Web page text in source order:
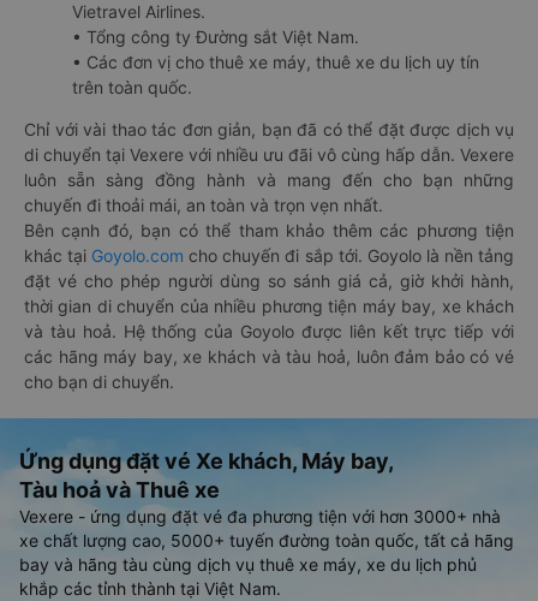
Vietravel Airlines.
• Tổng công ty Đường sắt Việt Nam.
• Các đơn vị cho thuê xe máy, thuê xe du lịch uy tín
trên toàn quốc.
Chỉ với vài thao tác đơn giản, bạn đã có thể đặt được dịch vụ
di chuyển tại Vexere với nhiều ưu đãi vô cùng hấp dẫn. Vexere
luôn sẵn sàng đồng hành và mang đến cho bạn những
chuyến đi thoải mái, an toàn và trọn vẹn nhất.
Bên cạnh đó, bạn có thể tham khảo thêm các phương tiện
khác tại Goyolo.com cho chuyến đi sắp tới. Goyolo là nền tảng
đặt vé cho phép người dùng so sánh giá cả, giờ khởi hành,
thời gian di chuyển của nhiều phương tiện máy bay, xe khách
và tàu hoả. Hệ thống của Goyolo được liên kết trực tiếp với
các hãng máy bay, xe khách và tàu hoả, luôn đảm bảo có vé
cho bạn di chuyển.
Ứng dụng đặt vé Xe khách, Máy bay,
Tàu hoả và Thuê xe
Vexere - ứng dụng đặt vé đa phương tiện với hơn 3000+ nhà
xe chất lượng cao, 5000+ tuyến đường toàn quốc, tất cả hãng
bay và hãng tàu cùng dịch vụ thuê xe máy, xe du lịch phủ
khắp các tỉnh thành tại Việt Nam.